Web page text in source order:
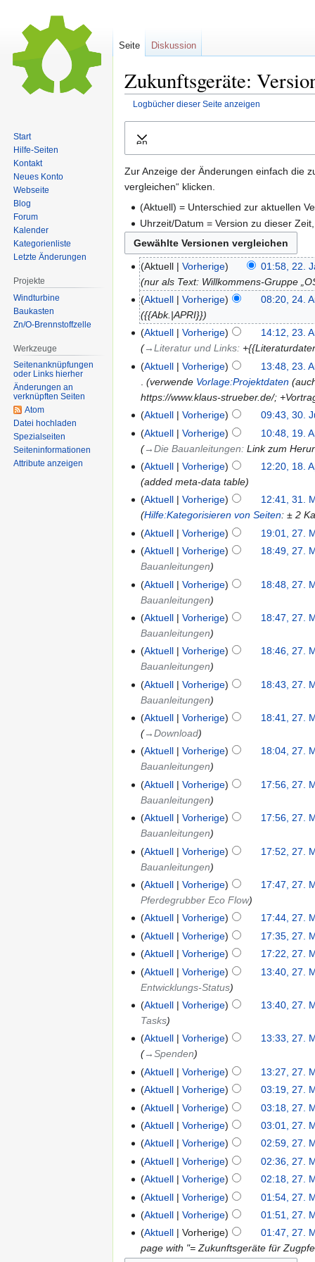
Zukunftsgeräte:
Logbücher dieser Seite anzeigen
Navigation
Suche
Ausklappen
Zur Anzeige der Änderungen einfach die
vergleichen“ klicken.
(Aktuell) = Unterschied zur aktuellen
Uhrzeit/Datum = Version zu dieser
Aktuell Vorherige
01:58, 22.
nur als Text: Willkommens-Gruppe
Aktuell
Vorherige
08:20, 24.
{{Abk.|APRI}}
Aktuell
Vorherige
14:12, 23.
→‎Literatur und Links:
Aktuell
Vorherige
13:48, 23.
verwende Vorlage:Projektdaten
https://www.klaus-strueber.de/;
Aktuell
Vorherige
09:43, 30.
Aktuell
Vorherige
10:48, 19.
→‎Die Bauanleitungen:Link zum
Aktuell
Vorherige
12:20, 18.
added meta-data table
Aktuell
Vorherige
12:41, 31.
Hilfe:Kategorisieren von Seiten: ± 2
Aktuell
Vorherige
19:01, 27.
Aktuell
Vorherige
18:49, 27.
Bauanleitungen
Aktuell
Vorherige
18:48, 27.
Bauanleitungen
Aktuell
Vorherige
18:47, 27.
Bauanleitungen
Aktuell
Vorherige
18:46, 27.
Bauanleitungen
Aktuell
Vorherige
18:43, 27.
Bauanleitungen
Aktuell
Vorherige
18:41, 27.
→‎Download
Aktuell
Vorherige
18:04, 27.
Bauanleitungen
Aktuell
Vorherige
17:56, 27.
Bauanleitungen
Aktuell
Vorherige
17:56, 27.
Bauanleitungen
Aktuell
Vorherige
17:52, 27.
Bauanleitungen
Aktuell
Vorherige
17:47, 27.
Pferdegrubber Eco Flow
Aktuell
Vorherige
17:44, 27.
Aktuell
Vorherige
17:35, 27.
Aktuell
Vorherige
17:22, 27.
Aktuell
Vorherige
13:40, 27.
Entwicklungs-Status
Aktuell
Vorherige
13:40, 27.
Tasks
Aktuell
Vorherige
13:33, 27.
→‎Spenden
Aktuell
Vorherige
13:27, 27.
Aktuell
Vorherige
03:19, 27.
Aktuell
Vorherige
03:18, 27.
Aktuell
Vorherige
03:01, 27.
Aktuell
Vorherige
02:59, 27.
Aktuell
Vorherige
02:36, 27.
Aktuell
Vorherige
02:18, 27.
Aktuell
Vorherige
01:54, 27.
Aktuell
Vorherige
01:51, 27.
Aktuell
Vorherige
01:47, 27.
page with "= Zukunftsgeräte für
Seite Diskussion
Start
Hilfe-Seiten
Kontakt
Neues Konto
Webseite
Blog
Forum
Kalender
Kategorienliste
Letzte Änderungen
Projekte
Windturbine
Baukasten
Zn/O-Brennstoffzelle
Werkzeuge
Seitenanknüpfungen
oder Links hierher
Änderungen an
verknüpften Seiten
Atom
Datei hochladen
Spezialseiten
Seiten­informationen
Attribute anzeigen